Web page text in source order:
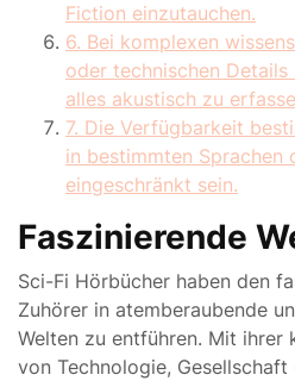
Fiction einzutauchen.
6. Bei komplexen
oder technischen
alles akustisch zu
7. Die Verfügbarkeit
in bestimmten Sprachen
eingeschränkt sein.
Faszinierende
Sci-Fi Hörbücher haben den
Zuhörer in atemberaubende
Welten zu entführen. Mit ihrer
von Technologie,